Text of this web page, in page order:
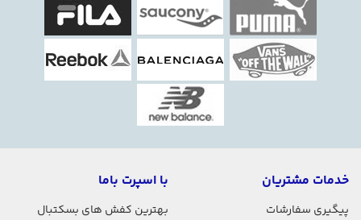
این کتونی تخت داشته باشید میتوانید برای ثبت خرید و
به راحتی میتوانید به سایت اسپرت با ما مراجعه بفرمایید.
کتونی رانینگ نایک ورزشی ،کتونی ابر فورس ،کتونی
باز،کتونی رانینگ باشگاهی ،کتونی فروشی
خرید آنلاین کتونی
نایک ایرفورس وان از فروشگاه
خدمات مشتریان
پیگیری سفارشات
با اسپرت باما
بهترین کفش های بسکتبال